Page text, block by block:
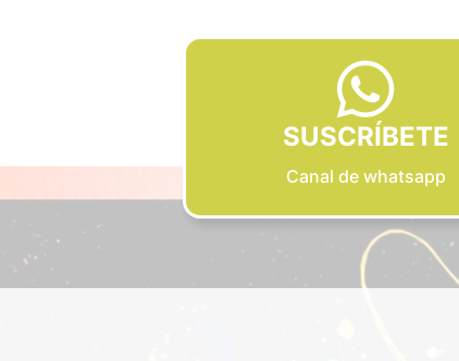
SUSCRÍBETE
Canal de whatsapp